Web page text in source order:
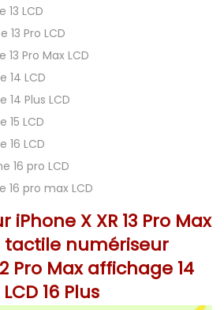
13 LCD
13 Pro LCD
13 Pro Max LCD
14 LCD
14 Plus LCD
15 LCD
16 LCD
16 pro LCD
16 pro max LCD
iPhone X XR 13 Pro Max
tactile numériseur
Pro Max affichage 14
16 Plus